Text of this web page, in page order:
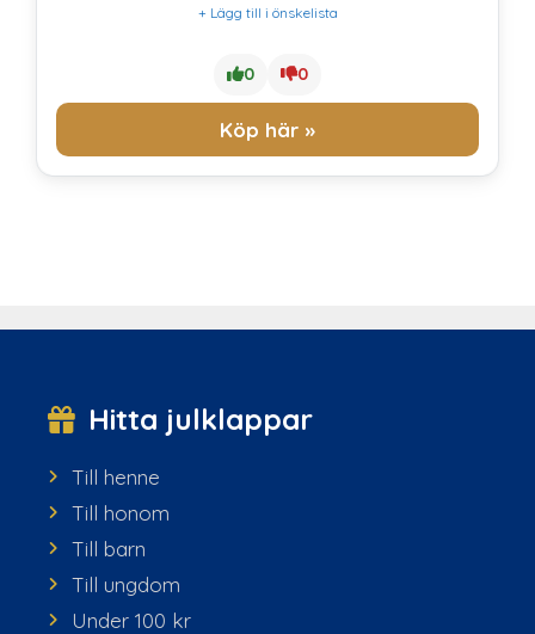
+ Lägg till i önskelista
0 0
Köp här »
Hitta julklappar
Till henne
Till honom
Till barn
Till ungdom
Under 100 kr